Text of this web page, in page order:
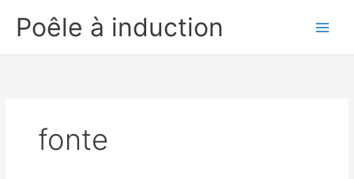
Poêle à induction
fonte